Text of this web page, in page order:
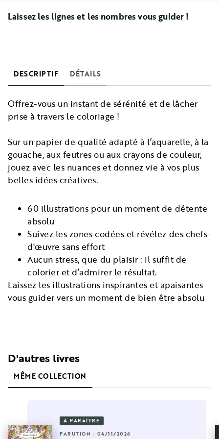
Laissez les lignes et les nombres vous guider !
DESCRIPTIF DÉTAILS
Offrez-vous un instant de sérénité et de lâcher
prise à travers le coloriage !
Sur un papier de qualité adapté à l’aquarelle, à la
gouache, aux feutres ou aux crayons de couleur,
jouez avec les nuances et donnez vie à vos plus
belles idées créatives.
60 illustrations pour un moment de détente
absolu
Suivez les zones codées et révélez des chefs-
d'œuvre sans effort
Aucun stress, que du plaisir : il suffit de
colorier et d’admirer le résultat.
Laissez les illustrations inspirantes et apaisantes
vous guider vers un moment de bien être absolu
D'autres livres
MÊME COLLECTION
À PARAÎTRE
PARUTION : 04/11/2026